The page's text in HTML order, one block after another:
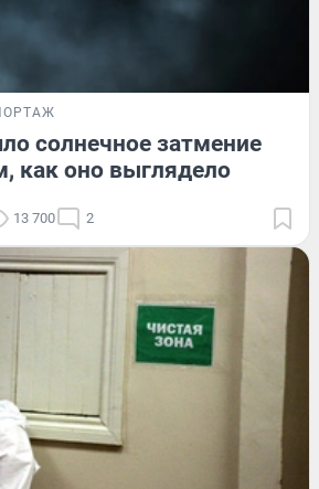
солнечное затмение
как оно выглядело
13 700 2